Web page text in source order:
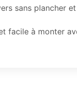
sans plancher
facile à monter